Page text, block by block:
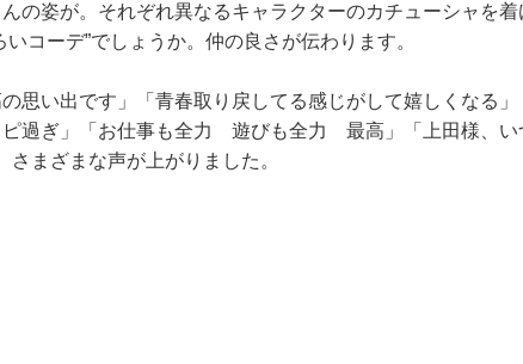
の姿が。それぞれ異なるキャラクターのカチューシャを着
コーデ”でしょうか。仲の良さが伝わります。
思い出です」「青春取り戻してる感じがして嬉しくなる」
ピ過ぎ」「お仕事も全力 遊びも全力 最高」「上田様、い
まざまな声が上がりました。